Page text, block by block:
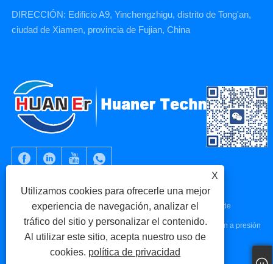
DIRECCIÓN: Edificio A9, Yinchengzhigu, distrito de Tong'an,
ciudad de Xiamen, provincia de Fujian, China
Copyright © 2023 Xiamen Huaner Technology Co., Ltd - Piezas de
máquinas CNC, piezas de mecanizado CNC, piezas de fundición a presión
X
Utilizamos cookies para ofrecerle una mejor
experiencia de navegación, analizar el
tráfico del sitio y personalizar el contenido.
Al utilizar este sitio, acepta nuestro uso de
cookies. política de privacidad